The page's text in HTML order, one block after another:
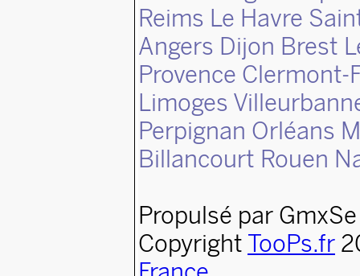
Reims Le Havre
Angers Dijon Brest
Provence Clermont-
Limoges
Perpignan Orléans
Billancourt Rouen
Propulsé par
Copyright TooPs.fr